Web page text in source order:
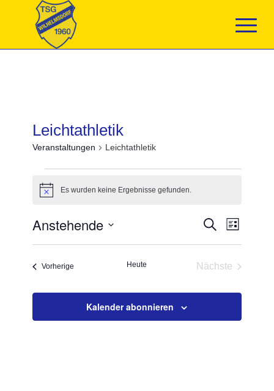
Leichtathletik
Veranstaltungen Leichtathletik
HinweisEs wurden keine Ergebnisse gefunden.
Suche
und
Navigation
Suche
Liste
Anstehende
Vorherige VeranstaltungenHeute
Nächste
Kalender abonnieren